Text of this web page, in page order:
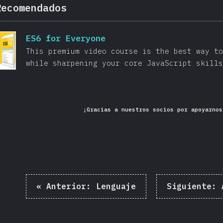
ES6 for Everyone
This premium video course is the best
while sharpening your core JavaScript
¡Gracias a nuestros socios por
« Anterior: Lenguaje Siguiente: